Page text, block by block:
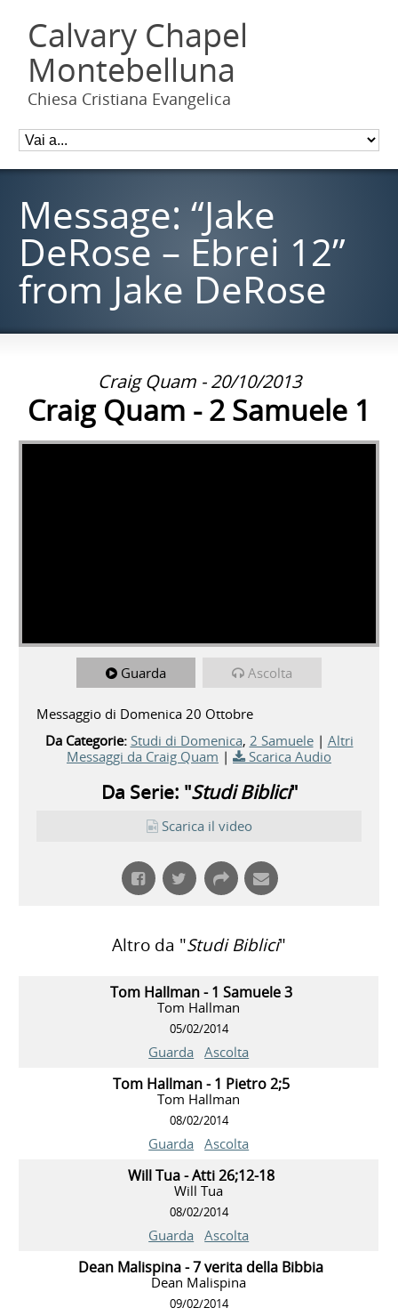
Calvary Chapel
Montebelluna
Chiesa Cristiana Evangelica
Message: “Jake
DeRose – Ebrei 12”
from Jake DeRose
Craig Quam - 20/10/2013
Craig Quam - 2 Samuele 1
Guarda Ascolta
Messaggio di Domenica 20 Ottobre
Da Categorie: Studi di Domenica, 2 Samuele| Altri
Messaggi da Craig Quam | Scarica Audio
Da Serie: "Studi Biblici"
Scarica il video
Altro da "Studi Biblici"
Tom Hallman - 1 Samuele 3
Tom Hallman
05/02/2014
Guarda Ascolta
Tom Hallman - 1 Pietro 2;5
Tom Hallman
08/02/2014
Guarda Ascolta
Will Tua - Atti 26;12-18
Will Tua
08/02/2014
Guarda Ascolta
Dean Malispina - 7 verita della Bibbia
Dean Malispina
09/02/2014